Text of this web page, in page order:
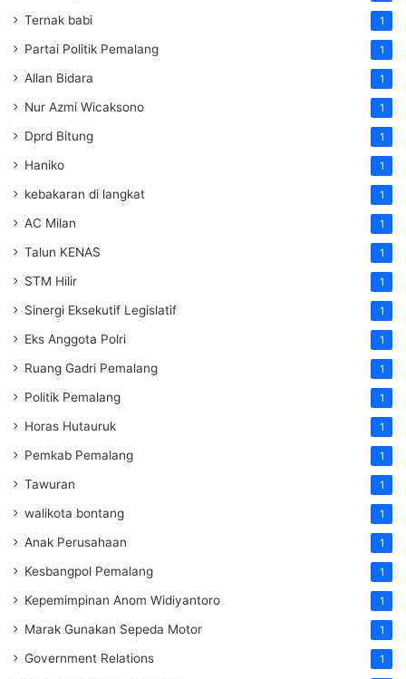
Ternak babi 1
Partai Politik Pemalang 1
Allan Bidara 1
Nur Azmi Wicaksono 1
Dprd Bitung 1
Haniko 1
kebakaran di langkat 1
AC Milan 1
Talun KENAS 1
STM Hilir 1
Sinergi Eksekutif Legislatif 1
Eks Anggota Polri 1
Ruang Gadri Pemalang 1
Politik Pemalang 1
Horas Hutauruk 1
Pemkab Pemalang 1
Tawuran 1
walikota bontang 1
Anak Perusahaan 1
Kesbangpol Pemalang 1
Kepemimpinan Anom Widiyantoro 1
Marak Gunakan Sepeda Motor 1
Government Relations 1